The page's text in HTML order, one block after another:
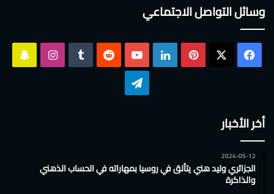
وسائل التواصل الاجتماعي
فيسبوك بينتيريست لينكدإن ‫YouTube انستقرام
أخر الأخبار
2024-05-12
الجزائري وليد هني يتألق في روسيا بمهاراته في الحساب الذهني
والذاكرة